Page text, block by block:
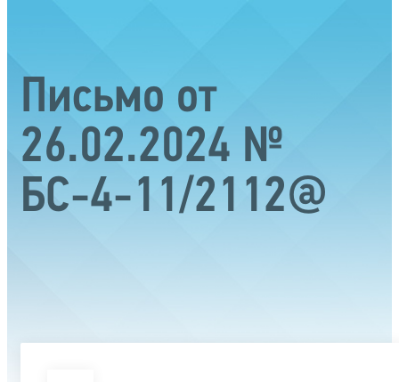
Письмо от
26.02.2024 №
БС-4-11/2112@